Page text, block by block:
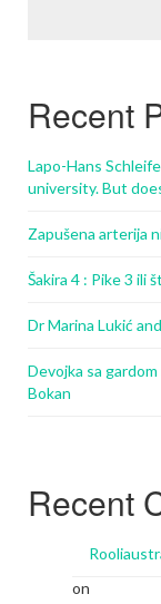
Recent
Lapo-Hans
university. But
Zapušena arterija
Šakira 4 : Pike 3 ili
Dr Marina Lukić
Devojka sa
Bokan
Recent
on